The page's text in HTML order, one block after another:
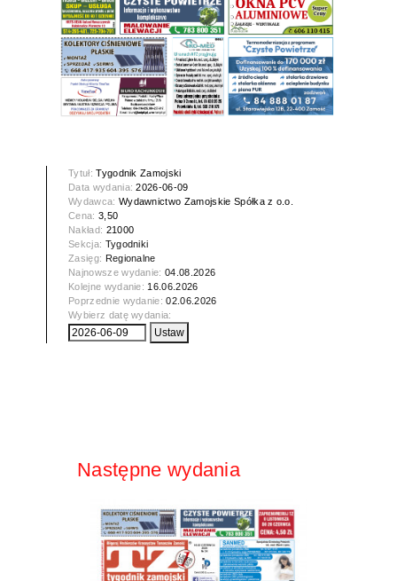
Tytuł:Tygodnik Zamojski
Data wydania:2026-06-09
Wydawca: Wydawnictwo Zamojskie Spółka z o.o.
Cena: 3,50
Nakład: 21000
Sekcja: Tygodniki
Zasięg: Regionalne
Najnowsze wydanie:04.08.2026
Kolejne wydanie: 16.06.2026
Poprzednie wydanie:02.06.2026
Wybierz datę wydania:
Następne wydania